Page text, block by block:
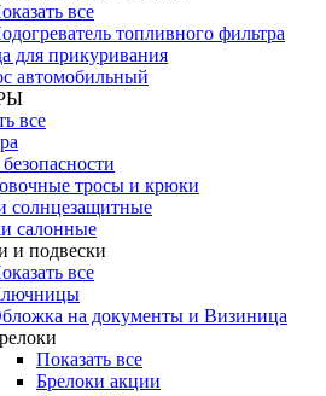
все
топливного фильтра
для прикуривания
автомобильный
все
тросы и крюки
солнцезащитные
салонные
и подвески
все
на документы и Визиница
Показать все
Брелоки акции